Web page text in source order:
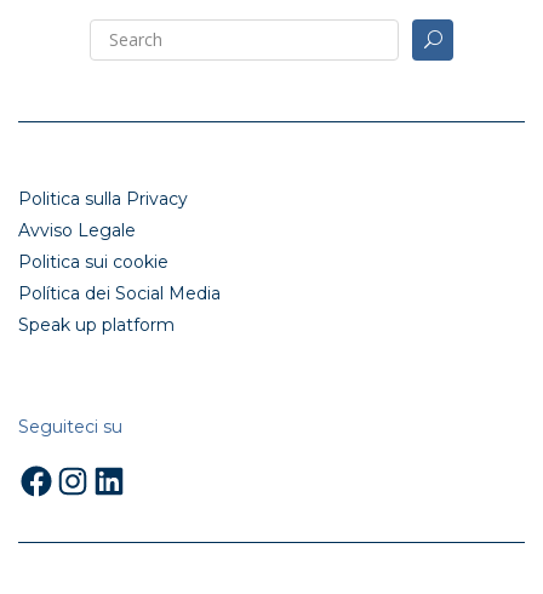
Politica sulla Privacy
Avviso Legale
Politica sui cookie
Política dei Social Media
Speak up platform
Seguiteci su
Facebook
Instagram
LinkedIn